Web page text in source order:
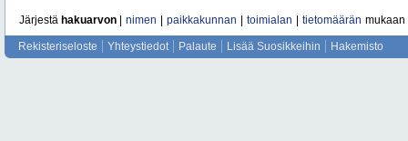
Järjestä hakuarvon nimen paikkakunnan toimialan tietomäärän mukaan
Rekisteriseloste Yhteystiedot Palaute Lisää Suosikkeihin Hakemisto